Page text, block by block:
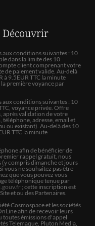
beaucoup aimé
c'est une
elle me
facilite mon
je suis, ce
elle me remonte le
vérité des cartes, du
a ressentie tout de
rare, mais vu ce que
et Doris m'a
en ce moment et
fait comprendre
j'ai raccroché je
Découvrir
aux conditions suivantes : 10
dans la limite des 10
client comprenant votre
de paiement valide. Au-delà
à 9.5EUR TTC la minute
première voyance par
aux conditions suivantes : 10
voyance privée. Offre
après validation de votre
adresse, email et
ou existant). Au-delà des 10
TTC la minute
afin de bénéficier de
rappel gratuit, nous
compris dimanche et jours
vous ne souhaitez pas être
que vous pouvez vous
téléphonique tenue par
; cette inscription est
et ou des Partenaires.
Cosmospace et les sociétés
afin de recevoir leurs
toutes émissions d'appel
Telemaque, Pluton Media,